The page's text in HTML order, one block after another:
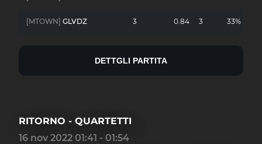
[MTOWN] GLVDZ 3 0.84 3 33%
DETTGLI PARTITA
RITORNO - QUARTETTI
16 nov 2022 01:41 - 01:54